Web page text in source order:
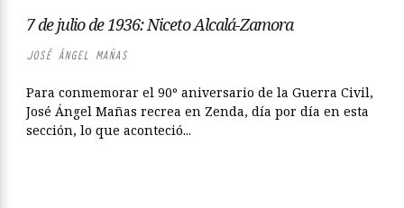
7 de julio de 1936: Niceto Alcalá-Zamora
JOSÉ ÁNGEL MAÑAS
Para conmemorar el 90º aniversario de la Guerra Civil,
José Ángel Mañas recrea en Zenda, día por día en esta
sección, lo que aconteció...